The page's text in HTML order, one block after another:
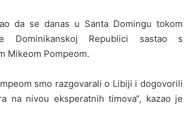
da se danas u Santa Domingu tokom
Dominikanskoj Republici sastao s
Mikeom Pompeom.
smo razgovarali o Libiji i dogovorili
na nivou eksperatnih timova“, kazao je